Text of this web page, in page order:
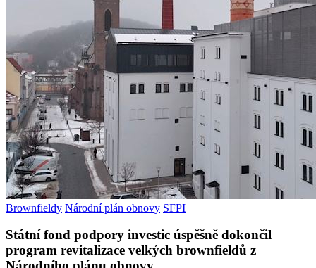
Brownfieldy Národní plán obnovy SFPI
Státní fond podpory investic úspěšně dokončil
program revitalizace velkých brownfieldů z